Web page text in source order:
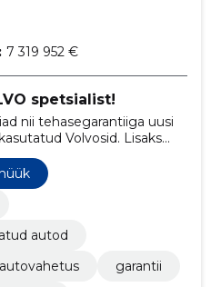
7 319 952 €
spetsialist!
nii tehasegarantiiga uusi
Volvosid. Lisaks
autod
autovahetus
garantii